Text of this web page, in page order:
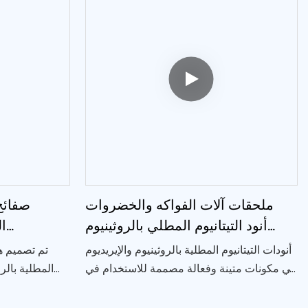
تم تصميم
المطلية
ملحقات آلات الفواكه والخضروات
أنود التيتانيوم المطلي بالروثينيوم
والإيريديوم
أنودات التيتانيوم المطلية بالروثينيوم والإيريديوم
هي مكونات متينة وفعالة مصممة للاستخدام في